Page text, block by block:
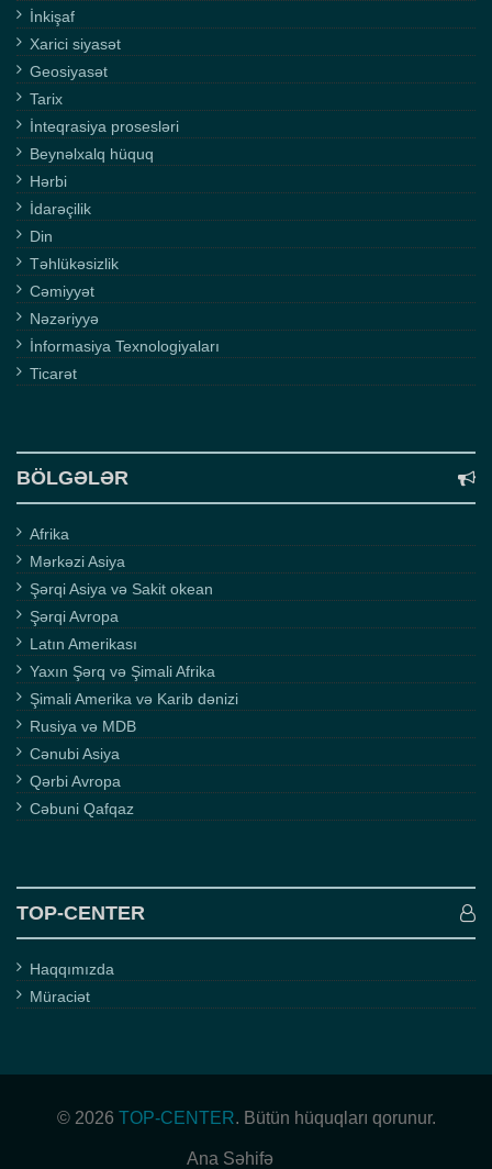
İnkişaf
Xarici siyasət
Geosiyasət
Tarix
İnteqrasiya prosesləri
Beynəlxalq hüquq
Hərbi
İdarəçilik
Din
Təhlükəsizlik
Cəmiyyət
Nəzəriyyə
İnformasiya Texnologiyaları
Ticarət
BÖLGƏLƏR
Afrika
Mərkəzi Asiya
Şərqi Asiya və Sakit okean
Şərqi Avropa
Latın Amerikası
Yaxın Şərq və Şimali Afrika
Şimali Amerika və Karib dənizi
Rusiya və MDB
Cənubi Asiya
Qərbi Avropa
Cəbuni Qafqaz
TOP-CENTER
Haqqımızda
Müraciət
© 2026 TOP-CENTER. Bütün hüquqları qorunur.
Ana Səhifə